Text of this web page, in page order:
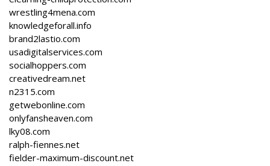
wrestling4mena.com
knowledgeforall.info
brand2lastio.com
usadigitalservices.com
socialhoppers.com
creativedream.net
n2315.com
getwebonline.com
onlyfansheaven.com
lky08.com
ralph-fiennes.net
fielder-maximum-discount.net